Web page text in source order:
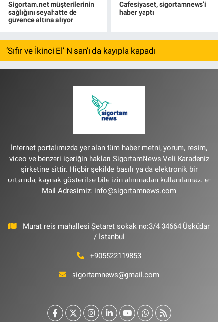
Sigortam.net müşterilerinin
sağlığını seyahatte de
güvence altına alıyor
Cafesiyaset, sigortamnews’i
haber yaptı
‘Sıfır ve İkinci El’ Nisan’ı da kayıpla kapadı
İnternet portalımızda yer alan tüm haber metni, yorum, resim,
video ve benzeri içeriğin hakları SigortamNews-Veli Karadeniz
şirketine aittir. Hiçbir şekilde basılı ya da elektronik bir
ortamda, kaynak gösterilse bile izin alınmadan kullanılamaz. e-
Mail Adresimiz: info@sigortamnews.com
Murat reis mahallesi Şetaret sokak no:3/4 34664 Üsküdar
/ İstanbul
+905522119853
sigortamnews@gmail.com